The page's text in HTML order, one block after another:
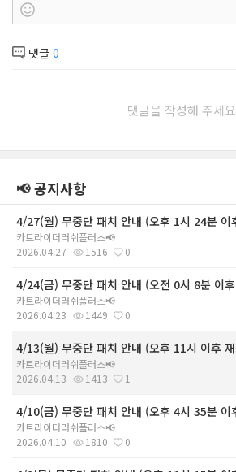
댓글 0
댓글을 작성해 주세요
📢 공지사항
카트라이더러쉬플러스📢
2026.04.27
1516 0
카트라이더러쉬플러스📢
2026.04.23
1449 0
카트라이더러쉬플러스📢
2026.04.13
1413 1
카트라이더러쉬플러스📢
2026.04.10
1810 0